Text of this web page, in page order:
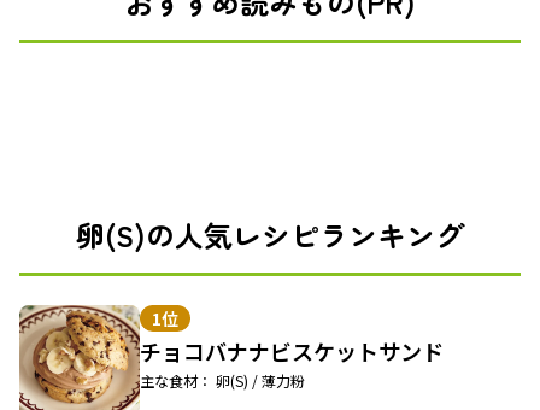
卵(S)の人気レシピランキング
1位
チョコバナナビスケットサンド
主な食材： 卵(S) / 薄力粉